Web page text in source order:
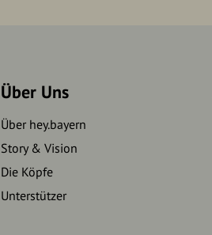
Über Uns
Über hey.bayern
Story & Vision
Die Köpfe
Unterstützer